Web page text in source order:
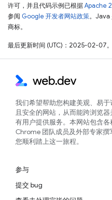
许可，并且代码示例已根据Apache
参阅 Google 开发者网站政策。Java
商标。
最后更新时间 (UTC)：2025-02-07。
我们希望帮助您构建美观、易于
且安全的网站，从而能跨浏览
有用户提供服务。本网站包含各
Chrome 团队成员及外部专家撰
您顺利踏上这一旅程。
参与
提交 bug